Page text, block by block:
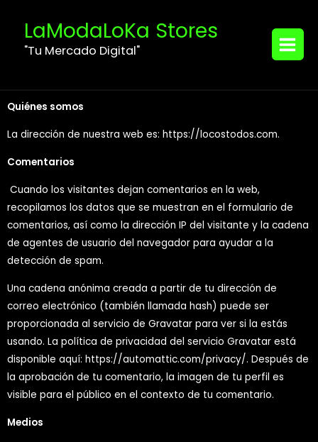
contenidoLaModaLoKa Stores
"Tu Mercado Digital"
MENU
Quiénes somos
La dirección de nuestra web es: https://locostodos.com.
Comentarios
Cuando los visitantes dejan comentarios en la web,
recopilamos los datos que se muestran en el formulario de
comentarios, así como la dirección IP del visitante y la cadena
de agentes de usuario del navegador para ayudar a la
detección de spam.
Una cadena anónima creada a partir de tu dirección de
correo electrónico (también llamada hash) puede ser
proporcionada al servicio de Gravatar para ver si la estás
usando. La política de privacidad del servicio Gravatar está
disponible aquí: https://automattic.com/privacy/. Después de
la aprobación de tu comentario, la imagen de tu perfil es
visible para el público en el contexto de tu comentario.
Medios